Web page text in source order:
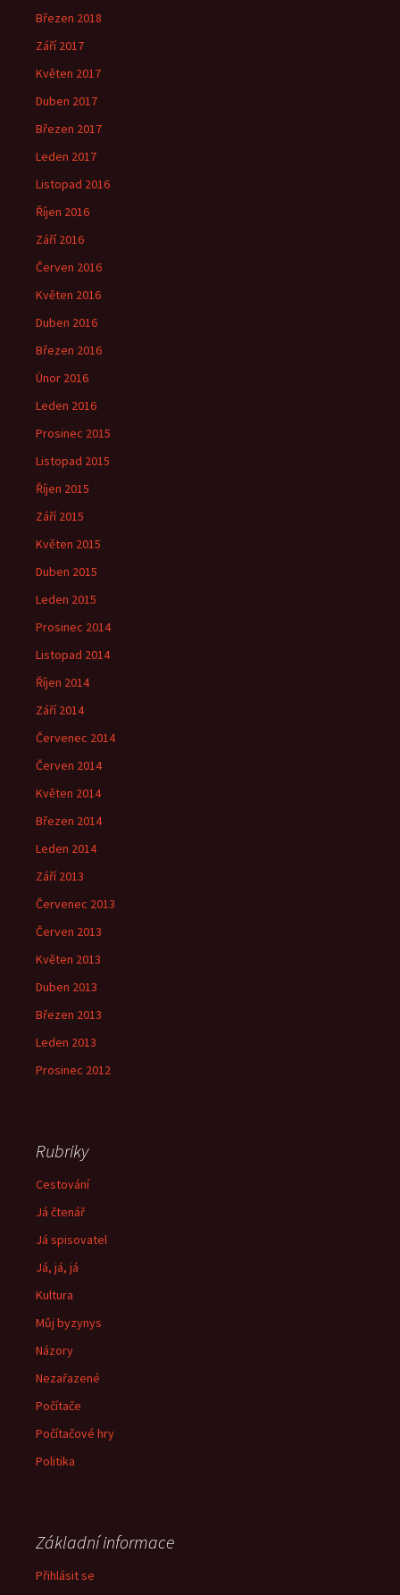
Březen 2018
Září 2017
Květen 2017
Duben 2017
Březen 2017
Leden 2017
Listopad 2016
Říjen 2016
Září 2016
Červen 2016
Květen 2016
Duben 2016
Březen 2016
Únor 2016
Leden 2016
Prosinec 2015
Listopad 2015
Říjen 2015
Září 2015
Květen 2015
Duben 2015
Leden 2015
Prosinec 2014
Listopad 2014
Říjen 2014
Září 2014
Červenec 2014
Červen 2014
Květen 2014
Březen 2014
Leden 2014
Září 2013
Červenec 2013
Červen 2013
Květen 2013
Duben 2013
Březen 2013
Leden 2013
Prosinec 2012
Rubriky
Cestování
Já čtenář
Já spisovatel
Já, já, já
Kultura
Můj byzynys
Názory
Nezařazené
Počítače
Počítačové hry
Politika
Základní informace
Přihlásit se